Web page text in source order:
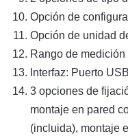
Opción de
Opción de unidad
Rango de medición
Interfaz: Puerto
3 opciones de
montaje en pared
(incluida), montaje